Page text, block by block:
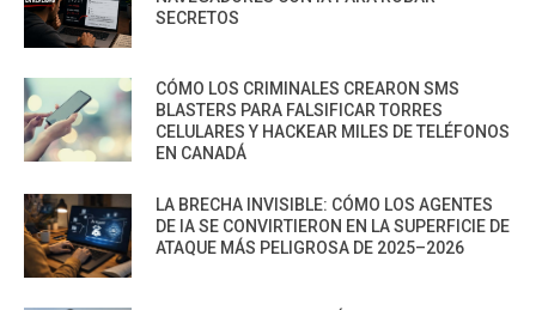
SECRETOS
CÓMO LOS CRIMINALES CREARON SMS
BLASTERS PARA FALSIFICAR TORRES
CELULARES Y HACKEAR MILES DE TELÉFONOS
EN CANADÁ
LA BRECHA INVISIBLE: CÓMO LOS AGENTES
DE IA SE CONVIRTIERON EN LA SUPERFICIE DE
ATAQUE MÁS PELIGROSA DE 2025–2026